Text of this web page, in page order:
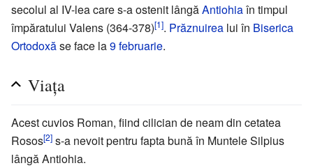
secolul al IV-lea care s-a ostenit lângăAntiohiaîn timpul
împăratului Valens (364-378)[1]. Prăznuirea lui în Biserica
Ortodoxăse face la9 februarie.
Viața
Acest cuvios Roman, fiind cilician de neam din cetatea
Rosos[2] s-a nevoit pentru fapta bună în Muntele Silpius
lângă Antiohia.